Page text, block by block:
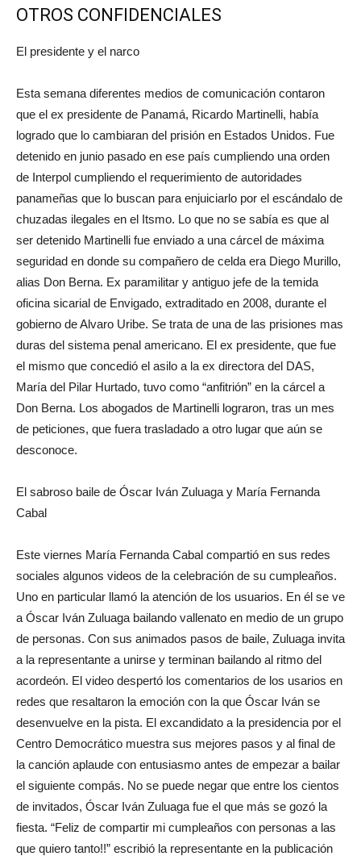
OTROS CONFIDENCIALES
El presidente y el narco
Esta semana diferentes medios de comunicación contaron
que el ex presidente de Panamá, Ricardo Martinelli, había
logrado que lo cambiaran del prisión en Estados Unidos. Fue
detenido en junio pasado en ese país cumpliendo una orden
de Interpol cumpliendo el requerimiento de autoridades
panameñas que lo buscan para enjuiciarlo por el escándalo de
chuzadas ilegales en el Itsmo. Lo que no se sabía es que al
ser detenido Martinelli fue enviado a una cárcel de máxima
seguridad en donde su compañero de celda era Diego Murillo,
alias Don Berna. Ex paramilitar y antiguo jefe de la temida
oficina sicarial de Envigado, extraditado en 2008, durante el
gobierno de Alvaro Uribe. Se trata de una de las prisiones mas
duras del sistema penal americano. El ex presidente, que fue
el mismo que concedió el asilo a la ex directora del DAS,
María del Pilar Hurtado, tuvo como “anfitrión” en la cárcel a
Don Berna. Los abogados de Martinelli lograron, tras un mes
de peticiones, que fuera trasladado a otro lugar que aún se
desconoce.
El sabroso baile de Óscar Iván Zuluaga y María Fernanda
Cabal
Este viernes María Fernanda Cabal compartió en sus redes
sociales algunos videos de la celebración de su cumpleaños.
Uno en particular llamó la atención de los usuarios. En él se ve
a Óscar Iván Zuluaga bailando vallenato en medio de un grupo
de personas. Con sus animados pasos de baile, Zuluaga invita
a la representante a unirse y terminan bailando al ritmo del
acordeón. El video despertó los comentarios de los usarios en
redes que resaltaron la emoción con la que Óscar Iván se
desenvuelve en la pista. El excandidato a la presidencia por el
Centro Democrático muestra sus mejores pasos y al final de
la canción aplaude con entusiasmo antes de empezar a bailar
el siguiente compás. No se puede negar que entre los cientos
de invitados, Óscar Iván Zuluaga fue el que más se gozó la
fiesta. “Feliz de compartir mi cumpleaños con personas a las
que quiero tanto!!” escribió la representante en la publicación